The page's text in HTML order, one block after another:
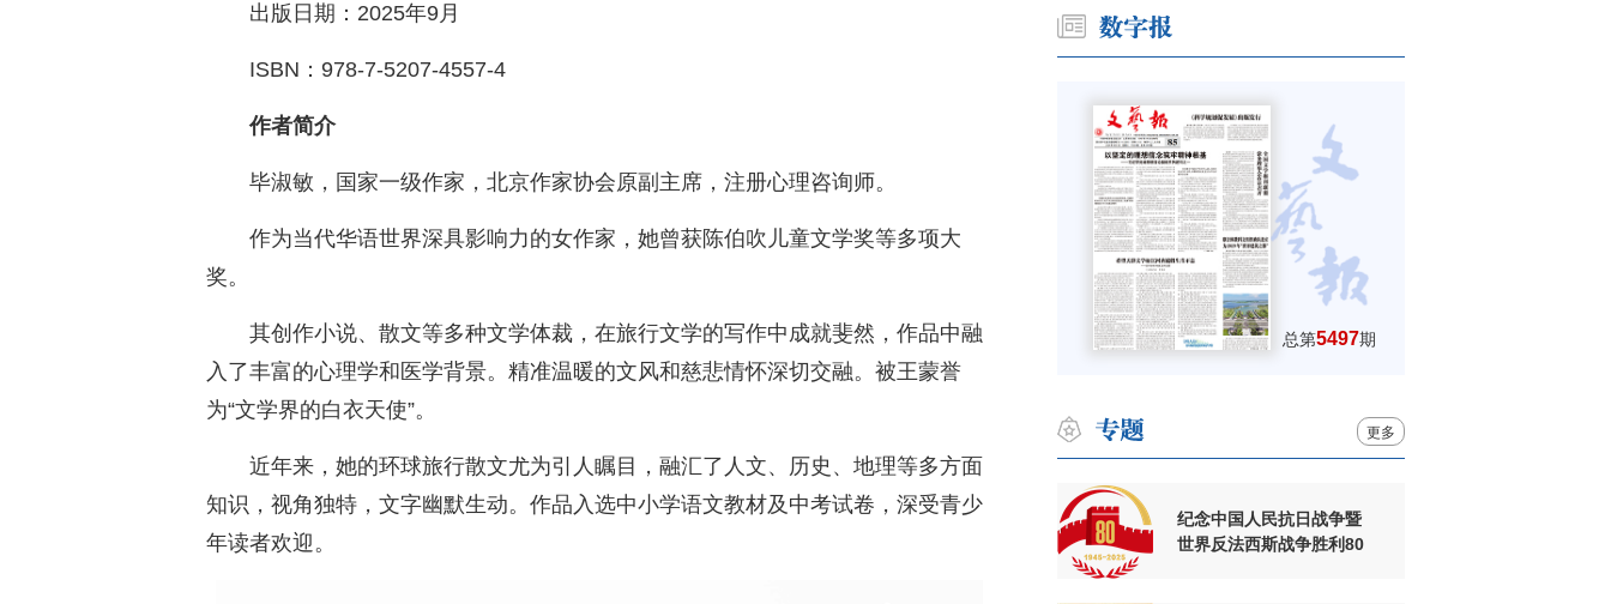
出版日期：2025年9月
ISBN：978-7-5207-4557-4
作者简介
毕淑敏，国家一级作家，北京作家协会原副主席，注册心理咨询师。
作为当代华语世界深具影响力的女作家，她曾获陈伯吹儿童文学奖等多项大
奖。
其创作小说、散文等多种文学体裁，在旅行文学的写作中成就斐然，作品中融
入了丰富的心理学和医学背景。精准温暖的文风和慈悲情怀深切交融。被王蒙誉
为“文学界的白衣天使”。
近年来，她的环球旅行散文尤为引人瞩目，融汇了人文、历史、地理等多方面
知识，视角独特，文字幽默生动。作品入选中小学语文教材及中考试卷，深受青少
年读者欢迎。
总第5497期
更多
纪念中国人民抗日战争暨
世界反法西斯战争胜利80